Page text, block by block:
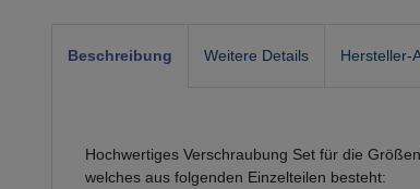
Beschreibung Weitere Details Hersteller-
Hochwertiges Verschraubung Set für die
welches aus folgenden Einzelteilen besteht: